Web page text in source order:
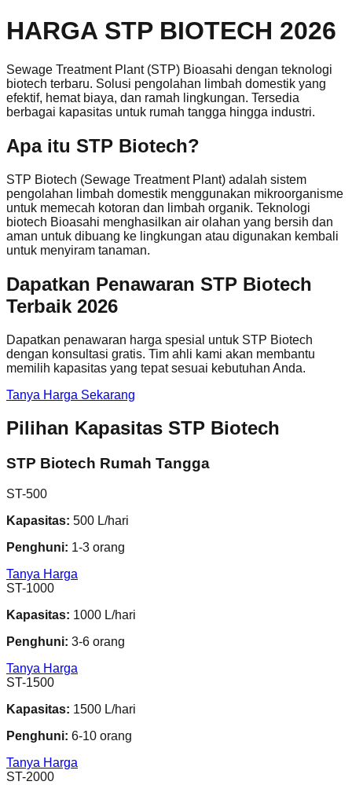
HARGA STP BIOTECH 2026
Sewage Treatment Plant (STP) Bioasahi dengan teknologi
biotech terbaru. Solusi pengolahan limbah domestik yang
efektif, hemat biaya, dan ramah lingkungan. Tersedia
berbagai kapasitas untuk rumah tangga hingga industri.
Apa itu STP Biotech?
STP Biotech (Sewage Treatment Plant) adalah sistem
pengolahan limbah domestik menggunakan mikroorganisme
untuk memecah kotoran dan limbah organik. Teknologi
biotech Bioasahi menghasilkan air olahan yang bersih dan
aman untuk dibuang ke lingkungan atau digunakan kembali
untuk menyiram tanaman.
Dapatkan Penawaran STP Biotech
Terbaik 2026
Dapatkan penawaran harga spesial untuk STP Biotech
dengan konsultasi gratis. Tim ahli kami akan membantu
memilih kapasitas yang tepat sesuai kebutuhan Anda.
Tanya Harga Sekarang
Pilihan Kapasitas STP Biotech
STP Biotech Rumah Tangga
ST-500
Kapasitas: 500 L/hari
Penghuni: 1-3 orang
Tanya Harga
ST-1000
Kapasitas: 1000 L/hari
Penghuni: 3-6 orang
Tanya Harga
ST-1500
Kapasitas: 1500 L/hari
Penghuni: 6-10 orang
Tanya Harga
ST-2000